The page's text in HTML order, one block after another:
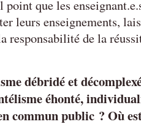
point que les
leurs enseignements,
responsabilité de la
débridé et
éhonté,
commun public ? Où